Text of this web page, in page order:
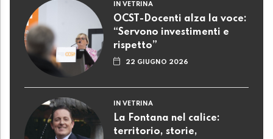
IN VETRINA
OCST-Docenti alza la voce:
“Servono investimenti e
rispetto”
22 GIUGNO 2026
IN VETRINA
La Fontana nel calice:
territorio, storie,